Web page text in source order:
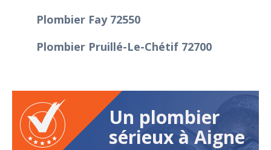
Plombier Fay 72550
Plombier Pruillé-Le-Chétif 72700
Un plombier
sérieux à Aigne